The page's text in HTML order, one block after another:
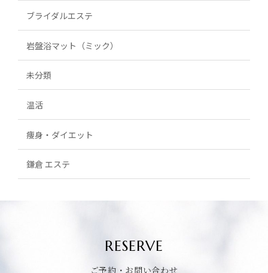
ブライダルエステ
岩盤浴マット（ミック）
未分類
温活
痩身・ダイエット
鎌倉 エステ
RESERVE
ご予約・お問い合わせ